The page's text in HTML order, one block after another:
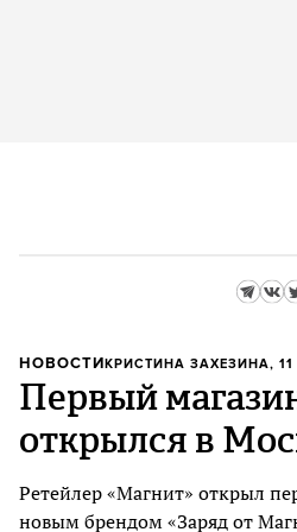
НОВОСТИКРИСТИНА ЗАХЕЗИНА,
Первый
открылся в
Ретейлер «Магнит» открыл
новым брендом «Заряд от